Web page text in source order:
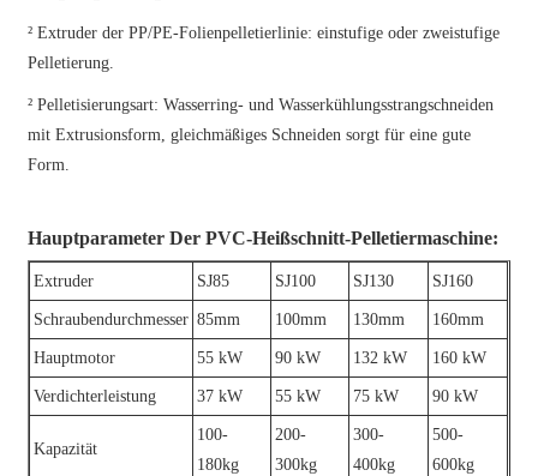
² Extruder der PP/PE-Folienpelletierlinie: einstufige oder zweistufige
Pelletierung.
² Pelletisierungsart: Wasserring- und Wasserkühlungsstrangschneiden
mit Extrusionsform, gleichmäßiges Schneiden sorgt für eine gute
Form.
Hauptparameter Der PVC-Heißschnitt-Pelletiermaschine:
Extruder SJ85 SJ100 SJ130 SJ160
Schraubendurchmesser 85mm 100mm 130mm 160mm
Hauptmotor 55 kW 90 kW 132 kW 160 kW
Verdichterleistung 37 kW 55 kW 75 kW 90 kW
Kapazität
100-
180kg
200-
300kg
300-
400kg
500-
600kg